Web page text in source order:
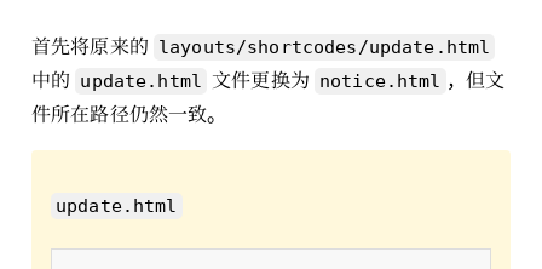
首先将原来的 layouts/shortcodes/update.html
中的 update.html 文件更换为 notice.html ，但文
件所在路径仍然一致。
update.html